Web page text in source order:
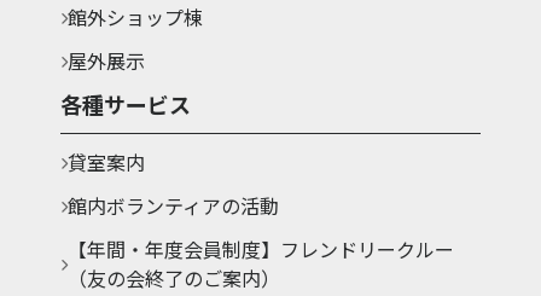
館外ショップ棟
屋外展示
各種サービス
貸室案内
館内ボランティアの活動
【年間・年度会員制度】フレンドリークルー
（友の会終了のご案内）